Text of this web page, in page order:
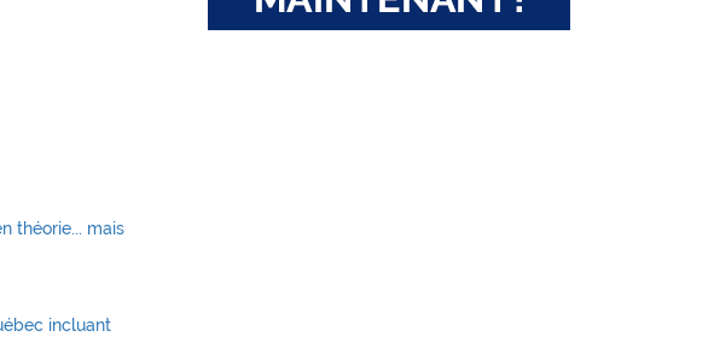
théorie... mais
incluant